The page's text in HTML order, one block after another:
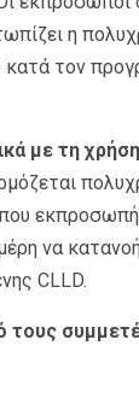
η
τον
με τη
που
να
CLLD.